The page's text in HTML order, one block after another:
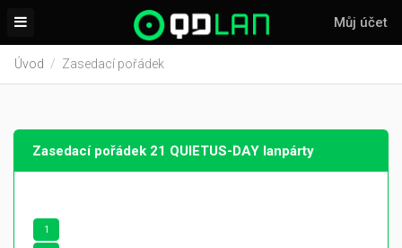
Můj účet
Úvod Zasedací pořádek
Zasedací pořádek 21 QUIETUS-DAY lanpárty
1